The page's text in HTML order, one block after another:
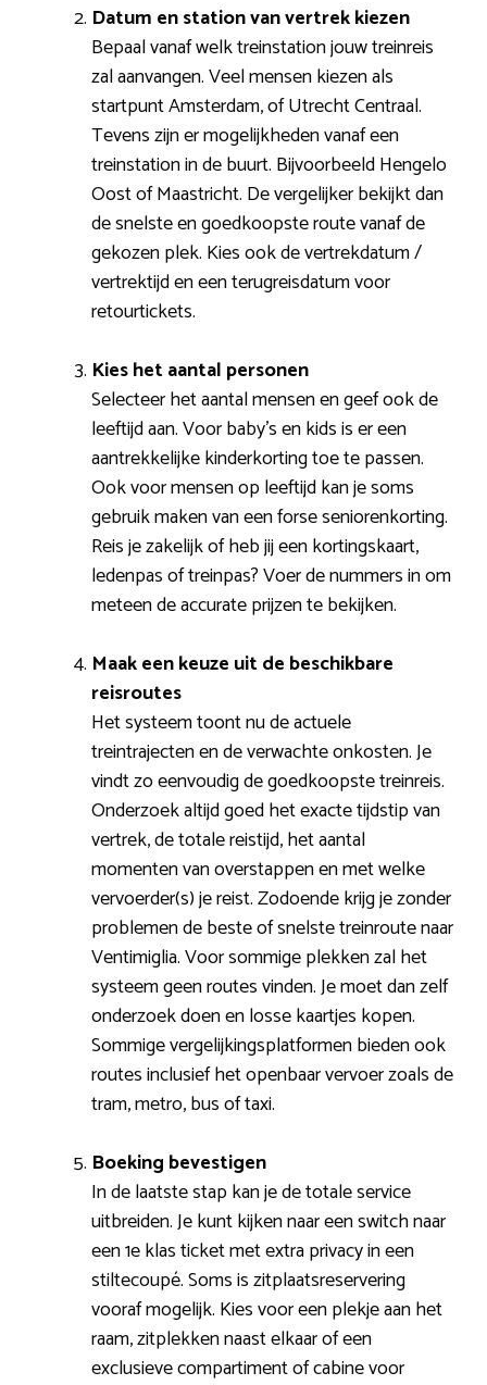
Datum en station van vertrek kiezen
Bepaal vanaf welk treinstation jouw treinreis
zal aanvangen. Veel mensen kiezen als
startpunt Amsterdam, of Utrecht Centraal.
Tevens zijn er mogelijkheden vanaf een
treinstation in de buurt. Bijvoorbeeld Hengelo
Oost of Maastricht. De vergelijker bekijkt dan
de snelste en goedkoopste route vanaf de
gekozen plek. Kies ook de vertrekdatum /
vertrektijd en een terugreisdatum voor
retourtickets.
Kies het aantal personen
Selecteer het aantal mensen en geef ook de
leeftijd aan. Voor baby’s en kids is er een
aantrekkelijke kinderkorting toe te passen.
Ook voor mensen op leeftijd kan je soms
gebruik maken van een forse seniorenkorting.
Reis je zakelijk of heb jij een kortingskaart,
ledenpas of treinpas? Voer de nummers in om
meteen de accurate prijzen te bekijken.
Maak een keuze uit de beschikbare
reisroutes
Het systeem toont nu de actuele
treintrajecten en de verwachte onkosten. Je
vindt zo eenvoudig de goedkoopste treinreis.
Onderzoek altijd goed het exacte tijdstip van
vertrek, de totale reistijd, het aantal
momenten van overstappen en met welke
vervoerder(s) je reist. Zodoende krijg je zonder
problemen de beste of snelste treinroute naar
Ventimiglia. Voor sommige plekken zal het
systeem geen routes vinden. Je moet dan zelf
onderzoek doen en losse kaartjes kopen.
Sommige vergelijkingsplatformen bieden ook
routes inclusief het openbaar vervoer zoals de
tram, metro, bus of taxi.
Boeking bevestigen
In de laatste stap kan je de totale service
uitbreiden. Je kunt kijken naar een switch naar
een 1e klas ticket met extra privacy in een
stiltecoupé. Soms is zitplaatsreservering
vooraf mogelijk. Kies voor een plekje aan het
raam, zitplekken naast elkaar of een
exclusieve compartiment of cabine voor